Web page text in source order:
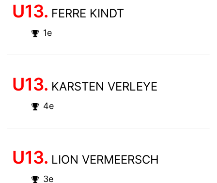
U13. FERRE KINDT
1e
U13. KARSTEN VERLEYE
4e
U13. LION VERMEERSCH
3e